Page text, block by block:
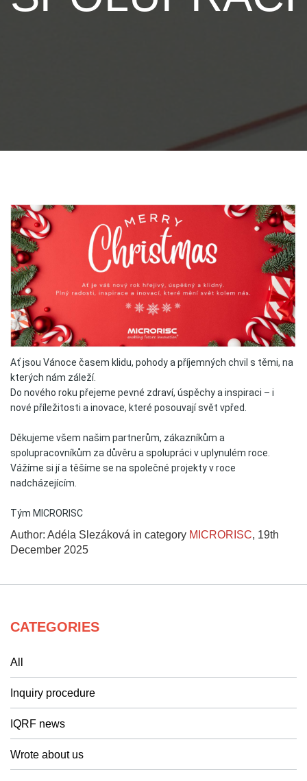
Ať jsou Vánoce časem klidu, pohody a příjemných chvil s těmi, na
kterých nám záleží.
Do nového roku přejeme pevné zdraví, úspěchy a inspiraci – i
nové příležitosti a inovace, které posouvají svět vpřed.
Děkujeme všem našim partnerům, zákazníkům a
spolupracovníkům za důvěru a spolupráci v uplynulém roce.
Vážíme si jí a těšíme se na společné projekty v roce
nadcházejícím.
Tým MICRORISC
Author: Adéla Slezáková in category MICRORISC, 19th
December 2025
CATEGORIES
All
Inquiry procedure
IQRF news
Wrote about us